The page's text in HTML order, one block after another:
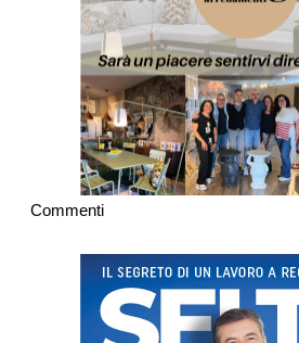
Commenti